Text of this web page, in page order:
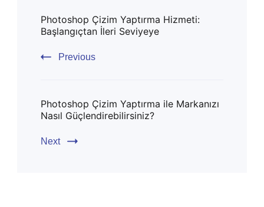
Navigation
Photoshop Çizim Yaptırma Hizmeti:
Başlangıçtan İleri Seviyeye
Previous
Photoshop Çizim Yaptırma ile Markanızı
Nasıl Güçlendirebilirsiniz?
Next